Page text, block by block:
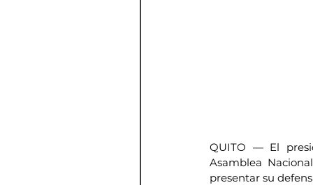
QUITO — El
Asamblea
presentar su